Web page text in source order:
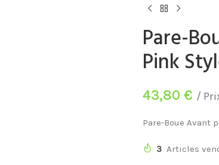
Pare-
Pink
43,80 € /
Pare-Boue Avant
3 Articles